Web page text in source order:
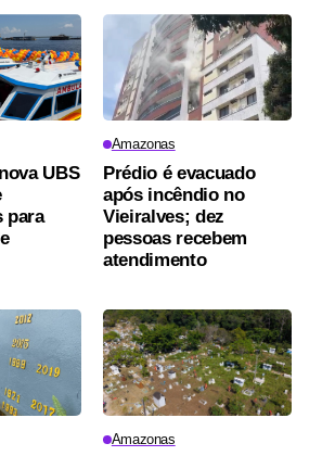
UBS
para
Amazonas
Prédio é evacuado
após incêndio no
Vieiralves; dez
pessoas recebem
atendimento
Amazonas